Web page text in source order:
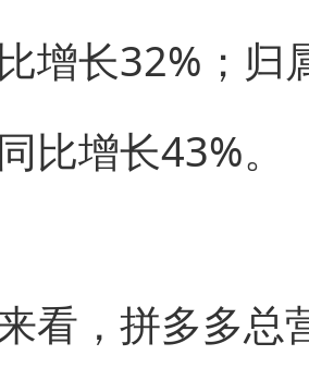
增长32%；归
比增长43%。
看，拼多多